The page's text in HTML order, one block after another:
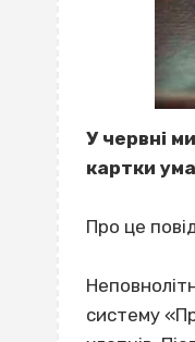
У червні
картки
Про це
систему